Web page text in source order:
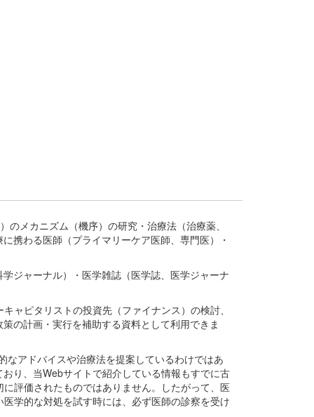
メカニズム（機序）の研究・治療法（治療薬、
携わる医師（プライマリーケア医師、専門医）・
ジャーナル）・医学雑誌（医学誌、医学ジャーナ
ャピタリストの投資先（ファイナンス）の検討、
の計画・実行を補助する資料として利用できま
アドバイスや治療法を提案しているわけではあ
り、当Webサイトで紹介している情報もすでに古
評価されたものではありません。したがって、医
学的な対処を試す時には、必ず医師の診察を受け